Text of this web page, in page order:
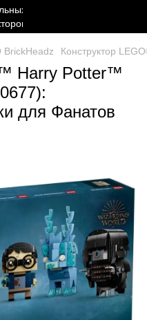
BrickHeadz Конструктор
Harry Potter™
для Фанатов